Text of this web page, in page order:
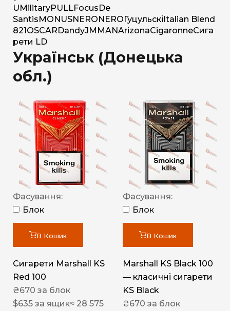
U MilitaryPULLFocus De
Santis MONUSNERO NERO Гуцульскі Italian Blend
821 OSCAR DandyJM MANArizonaCigaronneСига
рети LD
Українськ (Донецька
обл.)
Фасування:
Блок
В Кошик
Сигарети Marshall KS
Red 100
₴670 за блок
$635 за ящик≈ 28 575
Фасування:
Блок
В Кошик
Marshall KS Black 100
— класичні сигарети
KS Black
₴670 за блок